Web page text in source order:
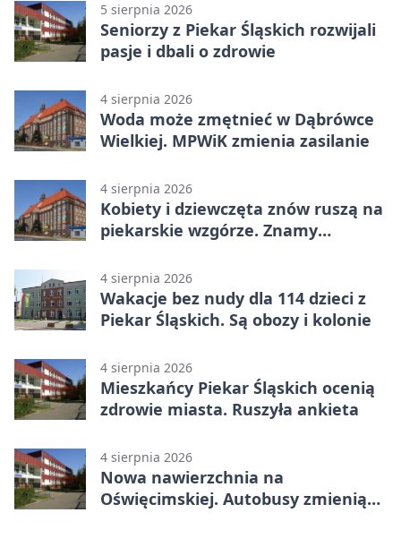
5 sierpnia 2026
Seniorzy z Piekar Śląskich rozwijali
pasje i dbali o zdrowie
4 sierpnia 2026
Woda może zmętnieć w Dąbrówce
Wielkiej. MPWiK zmienia zasilanie
4 sierpnia 2026
Kobiety i dziewczęta znów ruszą na
piekarskie wzgórze. Znamy
4 sierpnia 2026
Wakacje bez nudy dla 114 dzieci z
Piekar Śląskich. Są obozy i kolonie
4 sierpnia 2026
Mieszkańcy Piekar Śląskich ocenią
zdrowie miasta. Ruszyła ankieta
4 sierpnia 2026
Nowa nawierzchnia na
Oświęcimskiej. Autobusy zmienią